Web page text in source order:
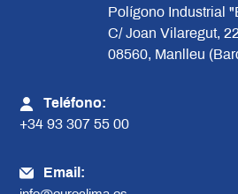
Polígono Industrial
C/ Joan Vilaregut, 22
08560, Manlleu
Teléfono:
+34 93 307 55 00
Email: